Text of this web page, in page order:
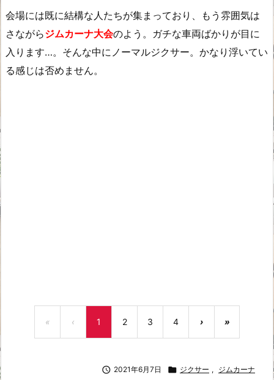
会場には既に結構な人たちが集まっており、もう雰囲気は
さながらジムカーナ大会のよう。ガチな車両ばかりが目に
入ります…。そんな中にノーマルジクサー。かなり浮いてい
る感じは否めません。
« ‹ 1 2 3 4 › »
 2021年6月7日  ジクサー , ジムカーナ